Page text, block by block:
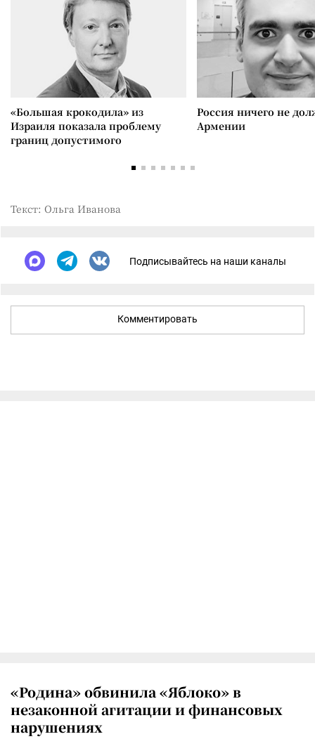
«Большая крокодила» из
Израиля показала проблему
границ допустимого
Россия ничего не
Армении
Текст: Ольга Иванова
Подписывайтесь на наши каналы
Комментировать
«Родина» обвинила «Яблоко» в
незаконной агитации и финансовых
нарушениях